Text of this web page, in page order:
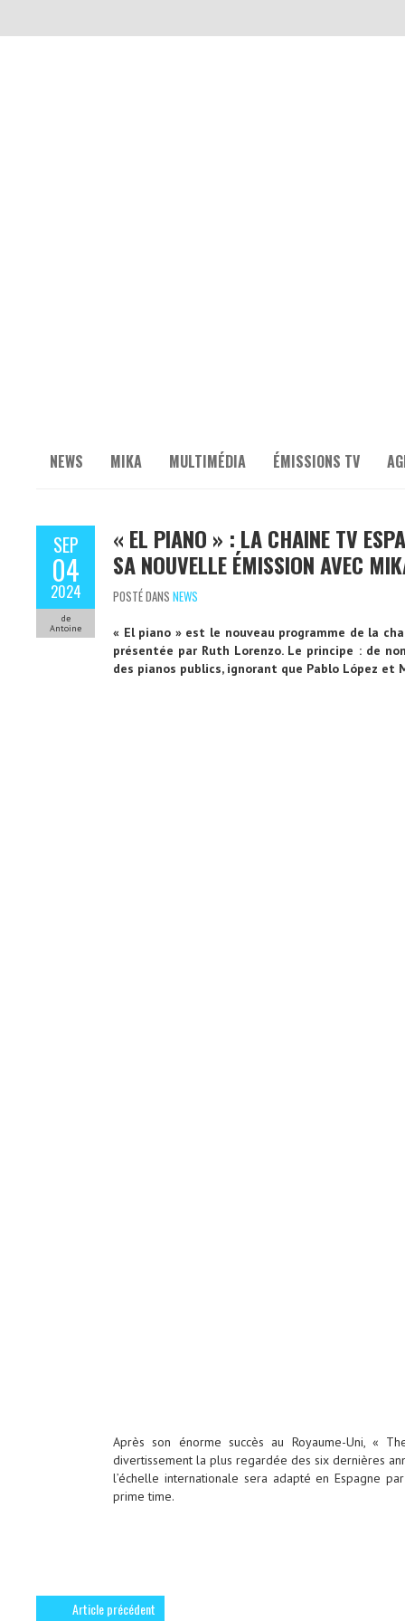
NEWS MIKA MULTIMÉDIA ÉMISSIONS TV
SEP
04
2024
de
Antoine
« EL PIANO » : LA CHAINE TV
SA NOUVELLE ÉMISSION AVEC
POSTÉ DANS NEWS
« El piano » est le nouveau programme de la
présentée par Ruth Lorenzo. Le principe : de
des pianos publics, ignorant que Pablo López et
Après son énorme succès au Royaume-Uni, «
divertissement la plus regardée des six dernières
l’échelle internationale sera adapté en Espagne
prime time.
Article précédent